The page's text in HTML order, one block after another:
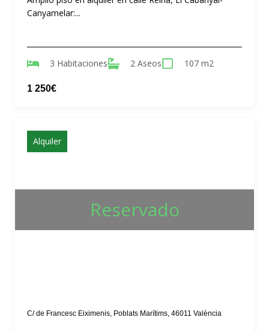
Canyamelar:...
3 Habitaciones 2 Aseos 107 m2
1 250€
Alquiler
Reservado
C/ de Francesc Eiximenis, Poblats Marítims, 46011 València